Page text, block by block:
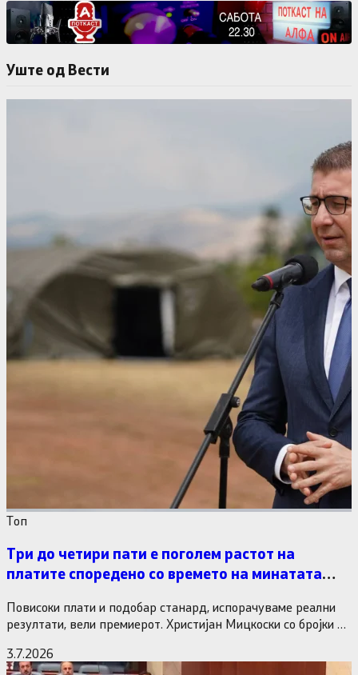
Уште од Вести
Tоп
Три до четири пати е поголем растот на
платите споредено со времето на минатата
Повисоки плати и подобар станард, испорачуваме реални
резултати, вели премиерот. Христијан Мицкоски со бројки и
3.7.2026